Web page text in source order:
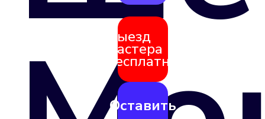
Выезд
мастера
бесплатно
Оставить